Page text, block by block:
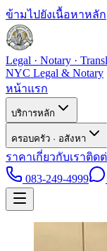
ข้ามไปยังเนื้อหาหลัก
Legal · Notary ·
NYC Legal & Notary
หน้าแรก
บริการหลัก
ครอบครัว · อสังหา
ราคาเกี่ยวกับเราติด
083-249-4999